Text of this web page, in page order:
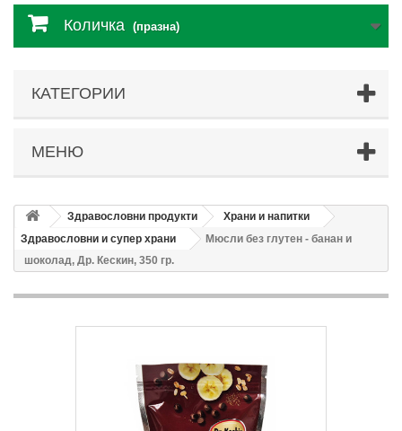
Количка (празна)
КАТЕГОРИИ
МЕНЮ
Здравословни продукти
Храни и напитки
Здравословни и супер храни
Мюсли без глутен - банан и
шоколад, Др. Кескин, 350 гр.